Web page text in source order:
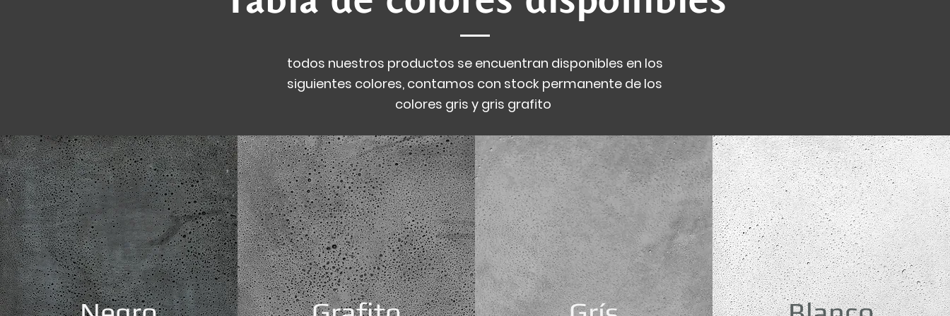
todos nuestros productos se encuentran disponibles en los
siguientes colores, contamos con stock permanente de los
colores gris y gris grafito